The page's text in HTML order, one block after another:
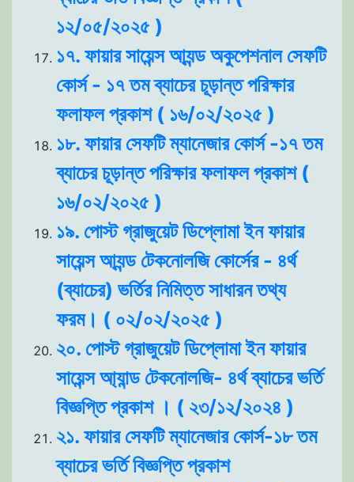
১২/০৫/২০২৫ )
১৭. ফায়ার সায়েন্স আ্যন্ড অকুপেশনাল সেফটি
কোর্স - ১৭ তম ব্যাচের চূড়ান্ত পরিক্ষার
ফলাফল প্রকাশ ( ১৬/০২/২০২৫ )
১৮. ফায়ার সেফটি ম্যানেজার কোর্স -১৭ তম
ব্যাচের চূড়ান্ত পরিক্ষার ফলাফল প্রকাশ (
১৬/০২/২০২৫ )
১৯. পোস্ট গ্রাজুয়েট ডিপ্লোমা ইন ফায়ার
সায়েন্স আ্যন্ড টেকনোলজি কোর্সের - ৪র্থ
(ব্যাচের) ভর্তির নিমিত্ত সাধারন তথ্য
ফরম। ( ০২/০২/২০২৫ )
২০. পোস্ট গ্রাজুয়েট ডিপ্লোমা ইন ফায়ার
সায়েন্স আ্যান্ড টেকনোলজি- ৪র্থ ব্যাচের ভর্তি
বিজ্ঞপ্তি প্রকাশ । ( ২৩/১২/২০২৪ )
২১. ফায়ার সেফটি ম্যানেজার কোর্স-১৮ তম
ব্যাচের ভর্তি বিজ্ঞপ্তি প্রকাশ